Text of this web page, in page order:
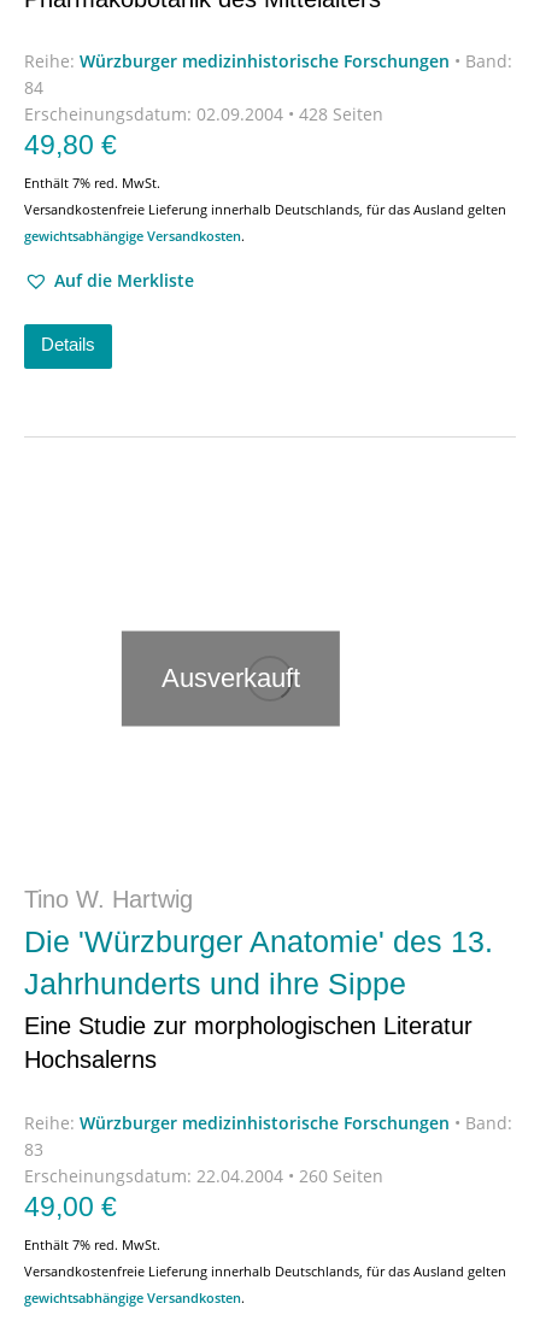
Reihe: Würzburger medizinhistorische Forschungen • Band:
84
Erscheinungsdatum: 02.09.2004 • 428 Seiten
49,80 €
Enthält 7% red. MwSt.
Versandkostenfreie Lieferung innerhalb Deutschlands, für das Ausland gelten
gewichtsabhängige Versandkosten.
Auf die Merkliste
Details
Ausverkauft
Tino W. Hartwig
Die 'Würzburger Anatomie' des 13.
Jahrhunderts und ihre Sippe
Eine Studie zur morphologischen Literatur
Hochsalerns
Reihe: Würzburger medizinhistorische Forschungen • Band:
83
Erscheinungsdatum: 22.04.2004 • 260 Seiten
49,00 €
Enthält 7% red. MwSt.
Versandkostenfreie Lieferung innerhalb Deutschlands, für das Ausland gelten
gewichtsabhängige Versandkosten.